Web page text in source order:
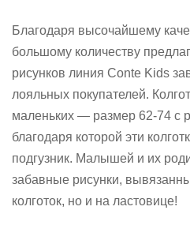
Благодаря высочайшему
большому количеству
рисунков линия Conte Kids
лояльных покупателей.
маленьких — размер 62-74 с
благодаря которой эти
подгузник. Малышей и их
забавные рисунки,
колготок, но и на ластовице!